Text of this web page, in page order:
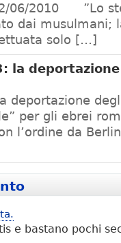
06/2010 ”Lo
dai musulmani;
solo […]
la
deportazione
per gli ebrei
l’ordine da
e bastano pochi